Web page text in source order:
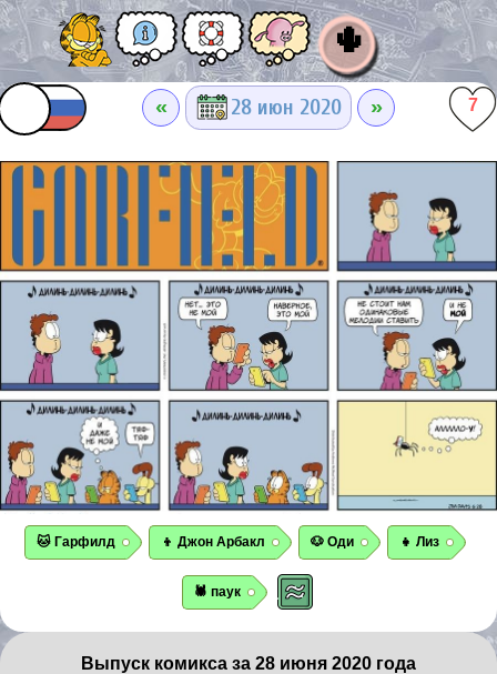
🌵
« 28 июн 2020 » 7
🐱 Гарфилд 👦 Джон Арбакл 🐶 Оди 👧 Лиз
🕷️ паук
Выпуск комикса за 28 июня 2020 года